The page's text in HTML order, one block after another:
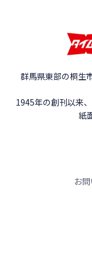
群馬県東部の桐生
1945年の創刊以来
紙
お